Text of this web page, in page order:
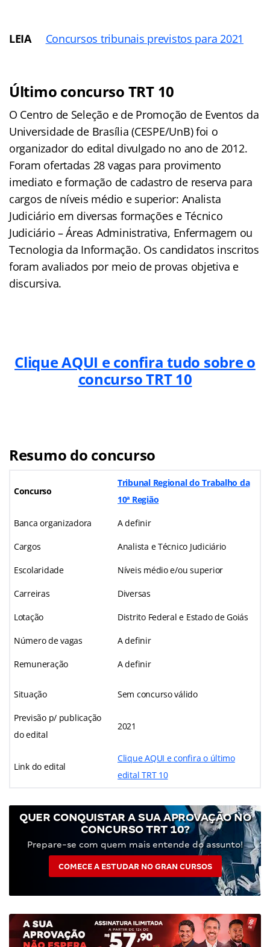
LEIA Concursos tribunais previstos para 2021
Último concurso TRT 10
O Centro de Seleção e de Promoção de Eventos da
Universidade de Brasília (CESPE/UnB) foi o
organizador do edital divulgado no ano de 2012.
Foram ofertadas 28 vagas para provimento
imediato e formação de cadastro de reserva para
cargos de níveis médio e superior: Analista
Judiciário em diversas formações e Técnico
Judiciário – Áreas Administrativa, Enfermagem ou
Tecnologia da Informação. Os candidatos inscritos
foram avaliados por meio de provas objetiva e
discursiva.
Clique AQUI e confira tudo sobre o
concurso TRT 10
Resumo do concurso
Concurso
Tribunal Regional do Trabalho da
10ª Região
Banca organizadora A definir
Cargos Analista e Técnico Judiciário
Escolaridade Níveis médio e/ou superior
Carreiras Diversas
Lotação Distrito Federal e Estado de Goiás
Número de vagas A definir
Remuneração A definir
Situação Sem concurso válido
Previsão p/ publicação
do edital
2021
Link do edital
Clique AQUI e confira o último
edital TRT 10
QUER CONQUISTAR A SUA APROVAÇÃO NO
CONCURSO TRT 10?
Prepare-se com quem mais entende do assunto!
COMECE A ESTUDAR NO GRAN CURSOS